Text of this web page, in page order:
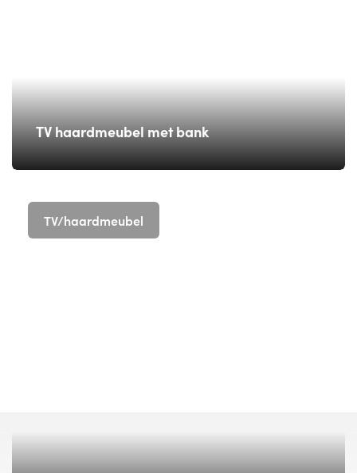
TV haardmeubel met bank
TV/haardmeubel